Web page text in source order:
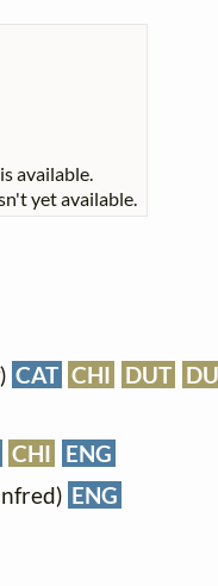
available.
yet available.
CAT CHI DUT
CHI
ENG
ENG